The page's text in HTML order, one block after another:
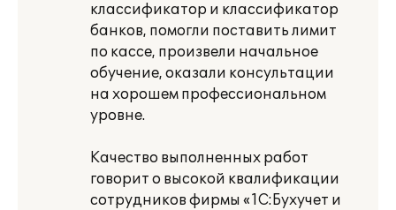
классификатор и классификатор
банков, помогли поставить лимит
по кассе, произвели начальное
обучение, оказали консультации
на хорошем профессиональном
уровне.
Качество выполненных работ
говорит о высокой квалификации
сотрудников фирмы «1С:Бухучет и